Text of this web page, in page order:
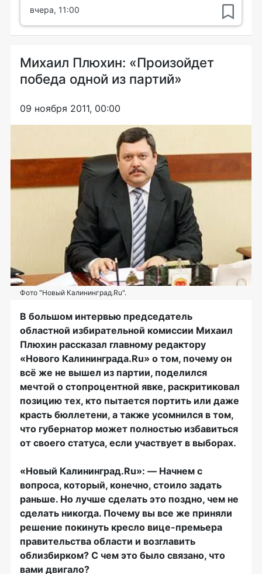
вчера, 11:00
Михаил Плюхин: «Произойдет
победа одной из партий»
09 ноября 2011, 00:00
Фото "Новый Калининград.Ru".
В большом интервью председатель
областной избирательной комиссии Михаил
Плюхин рассказал главному редактору
«Нового Калининграда.Ru» о том, почему он
всё же не вышел из партии, поделился
мечтой о стопроцентной явке, раскритиковал
позицию тех, кто пытается портить или даже
красть бюллетени, а также усомнился в том,
что губернатор может полностью избавиться
от своего статуса, если участвует в выборах.
«Новый Калининград.Ru»: — Начнем с
вопроса, который, конечно, стоило задать
раньше. Но лучше сделать это поздно, чем не
сделать никогда. Почему вы все же приняли
решение покинуть кресло вице-премьера
правительства области и возглавить
облизбирком? С чем это было связано, что
вами двигало?